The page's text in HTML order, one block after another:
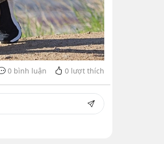
0 bình luận 0 lượt thích